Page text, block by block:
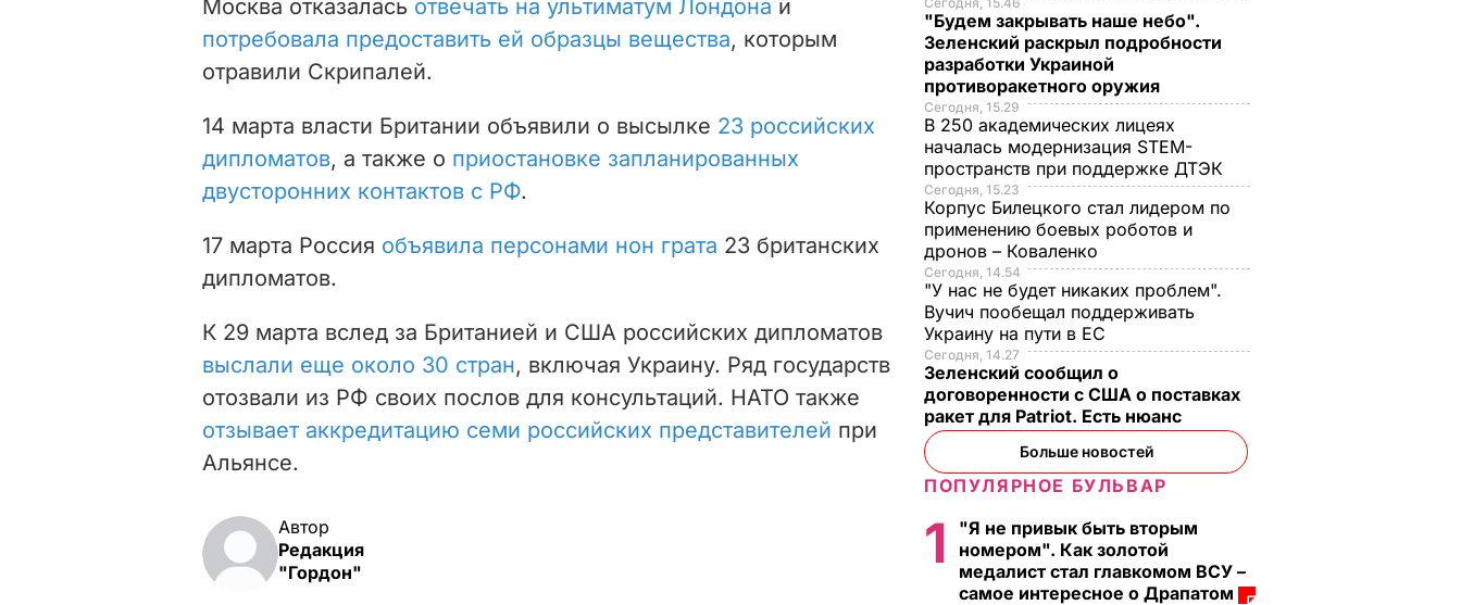
Москва отказалась отвечать на ультиматум Лондона и
потребовала предоставить ей образцы вещества, которым
отравили Скрипалей.
14 марта власти Британии объявили о высылке 23 российских
дипломатов, а также о приостановке запланированных
двусторонних контактов с РФ.
17 марта Россия объявила персонами нон грата 23 британских
дипломатов.
К 29 марта вслед за Британией и США российских дипломатов
выслали еще около 30 стран, включая Украину. Ряд государств
отозвали из РФ своих послов для консультаций. НАТО также
отзывает аккредитацию семи российских представителей при
Альянсе.
Автор
Редакция
"Гордон"
"Будем закрывать наше небо".
Зеленский раскрыл подробности
разработки Украиной
противоракетного оружия
Сегодня, 15.29
В 250 академических лицеях
началась модернизация STEM-
пространств при поддержке ДТЭК​
Сегодня, 15.23
Корпус Билецкого стал лидером по
применению боевых роботов и
дронов – Коваленко
Сегодня, 14.54
"У нас не будет никаких проблем".
Вучич пообещал поддерживать
Украину на пути в ЕС
Сегодня, 14.27
Зеленский сообщил о
договоренности с США о поставках
ракет для Patriot. Есть нюанс
Больше новостей
ПОПУЛЯРНОЕ БУЛЬВАР
1
"Я не привык быть вторым
номером". Как золотой
медалист стал главкомом ВСУ –
самое интересное о Драпатом